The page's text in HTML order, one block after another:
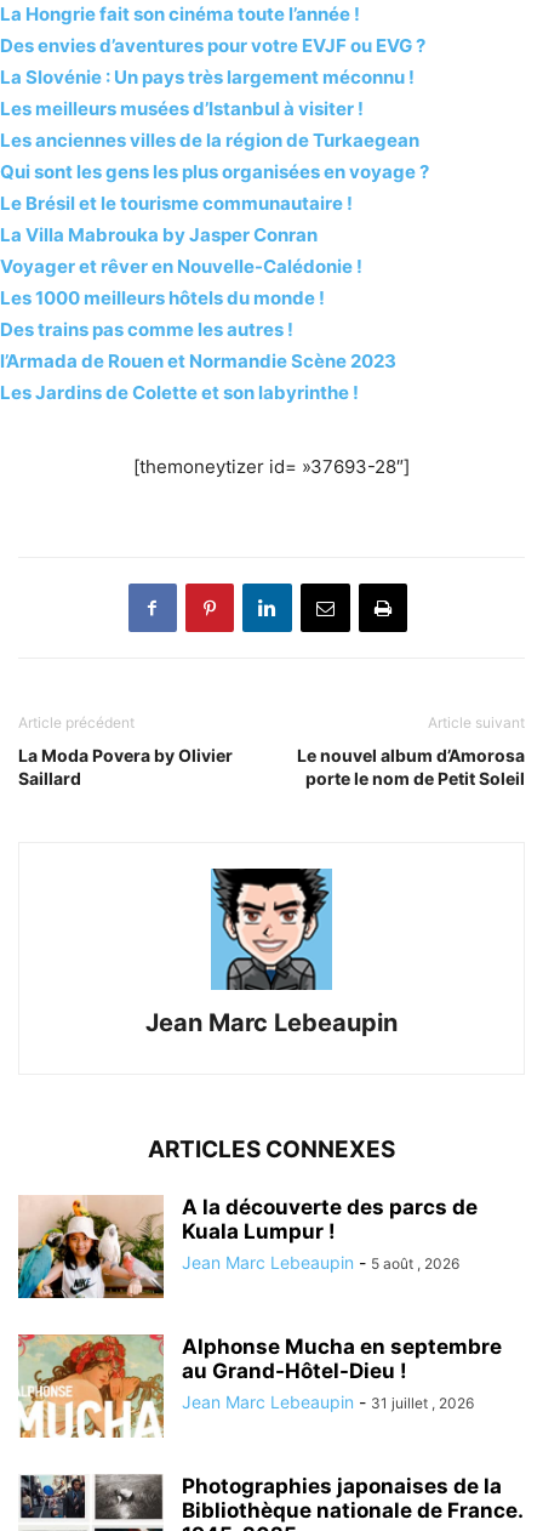
La Hongrie fait son cinéma toute l’année !
Des envies d’aventures pour votre EVJF ou EVG ?
La Slovénie : Un pays très largement méconnu !
Les meilleurs musées d’Istanbul à visiter !
Les anciennes villes de la région de Turkaegean
Qui sont les gens les plus organisées en voyage ?
Le Brésil et le tourisme communautaire !
La Villa Mabrouka by Jasper Conran
Voyager et rêver en Nouvelle-Calédonie !
Les 1000 meilleurs hôtels du monde !
Des trains pas comme les autres !
l’Armada de Rouen et Normandie Scène 2023
Les Jardins de Colette et son labyrinthe !
[themoneytizer id= »37693-28″]
Article précédent
La Moda Povera by Olivier
Saillard
Article suivant
Le nouvel album d’Amorosa
porte le nom de Petit Soleil
Jean Marc Lebeaupin
ARTICLES CONNEXES
A la découverte des parcs de
Kuala Lumpur !
Jean Marc Lebeaupin - 5 août , 2026
Alphonse Mucha en septembre
au Grand-Hôtel-Dieu !
Jean Marc Lebeaupin - 31 juillet , 2026
Photographies japonaises de la
Bibliothèque nationale de France.